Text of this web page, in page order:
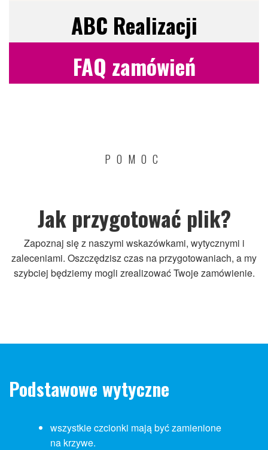
ABC Realizacji
FAQ zamówień
POMOC
Jak przygotować plik?
Zapoznaj się z naszymi wskazówkami, wytycznymi i
zaleceniami. Oszczędzisz czas na przygotowaniach, a my
szybciej będziemy mogli zrealizować Twoje zamówienie.
Podstawowe wytyczne
wszystkie czcionki mają być zamienione
na krzywe.